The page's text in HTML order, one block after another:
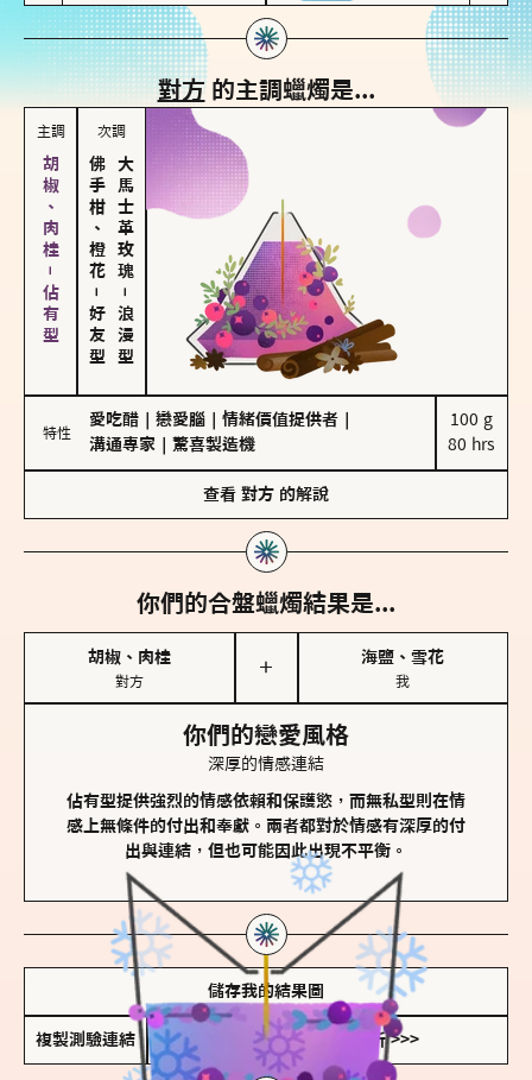
對方的主調蠟燭是...
主調
胡椒、肉桂－佔有型
次調
佛手柑、橙花
－
好友型
大馬士革玫瑰
－
浪漫型
特性
愛吃醋 戀愛腦 情緒價值提供者
溝通專家
驚喜製造機
100 g
80 hrs
查看 對方 的解說
你們的合盤蠟燭結果是...
胡椒、肉桂
對方
＋
海鹽、雪花
我
你們的戀愛風格
深厚的情感連結
佔有型提供強烈的情感依賴和保護慾，而無私型則在情
感上無條件的付出和奉獻。兩者都對於情感有深厚的付
出與連結，但也可能因此出現不平衡。
儲存我的結果圖
複製測驗連結 查看香氛類型全解析 >>>